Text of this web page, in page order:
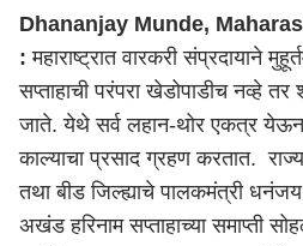
Dhananjay Munde,
: महाराष्ट्रात वारकरी संप्रदायाने
सप्ताहाची परंपरा खेडोपाडीच नव्हे
जाते. येथे सर्व लहान-थोर एकत्र येऊन
काल्याचा प्रसाद ग्रहण करतात.
तथा बीड जिल्ह्याचे पालकमंत्री
अखंड हरिनाम सप्ताहाच्या समाप्ती